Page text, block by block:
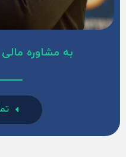
به مشاوره مالی